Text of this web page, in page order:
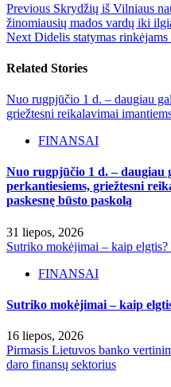
Previous Skrydžių iš Vilniaus
žinomiausių mados vardų iki
Next Didelis statymas
Related Stories
Nuo rugpjūčio 1 d. – daugiau
griežtesni reikalavimai
FINANSAI
Nuo rugpjūčio 1 d. – daugiau
perkantiesiems, griežtesni
paskesnę būsto paskolą
31 liepos, 2026
Sutriko mokėjimai – kaip
FINANSAI
Sutriko mokėjimai – kaip
16 liepos, 2026
Pirmasis Lietuvos banko
daro finansų sektorius